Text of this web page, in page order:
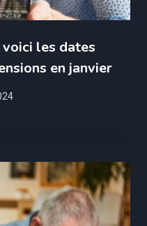
les dates
en janvier